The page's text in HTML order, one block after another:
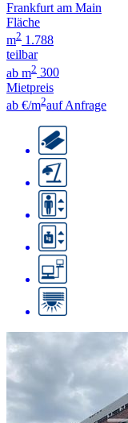
Frankfurt am Main
Fläche
m2 1.788
teilbar
ab m2 300
Mietpreis
ab €/m2auf Anfrage